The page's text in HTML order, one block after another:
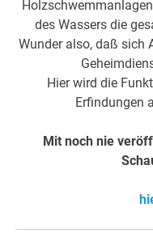
des Wassers die
Wunder also, daß sich
Hier wird die
Erfindungen
Mit noch nie